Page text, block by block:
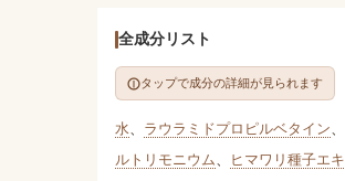
全成分リスト
タップで成分の詳細が見られます
水、 ラウラミドプロピルベタイン、
ルトリモニウム、 ヒマワリ種子エ